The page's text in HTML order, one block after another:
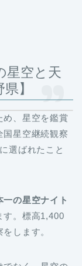
星空と天
】
め、星空を鑑賞
国星空継続観察
に選ばれたこと
一の星空ナイト
す。標高1,400
します。